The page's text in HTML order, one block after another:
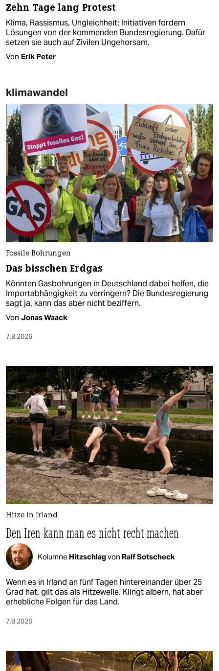
Zehn Tage lang Protest
Klima, Rassismus, Ungleichheit: Initiativen fordern
Lösungen von der kommenden Bundesregierung. Dafür
setzen sie auch auf Zivilen Ungehorsam.
Von Erik Peter
klimawandel
Fossile Bohrungen
Das bisschen Erdgas
Könnten Gasbohrungen in Deutschland dabei helfen, die
Importabhängigkeit zu verringern? Die Bundesregierung
sagt ja, kann das aber nicht beziffern.
Von Jonas Waack
7.8.2026
Hitze in Irland
Den Iren kann man es nicht recht machen
Kolumne Hitzschlagvon Ralf Sotscheck
Wenn es in Irland an fünf Tagen hintereinander über 25
Grad hat, gilt das als Hitzewelle. Klingt albern, hat aber
erhebliche Folgen für das Land.
7.8.2026